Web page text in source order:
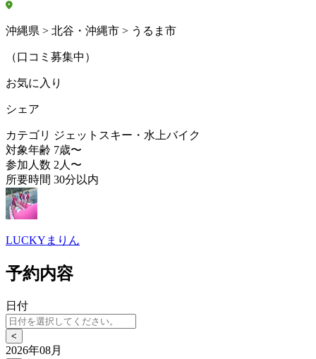
沖縄県 > 北谷・沖縄市 > うるま市
（口コミ募集中）
お気に入り
シェア
カテゴリ ジェットスキー・水上バイク
対象年齢 7歳〜
参加人数 2人〜
所要時間 30分以内
LUCKYまりん
予約内容
日付
<
2026年08月